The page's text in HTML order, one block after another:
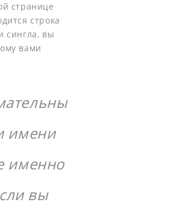
странице
строка
сингла, вы
вами
имени
именно
вы